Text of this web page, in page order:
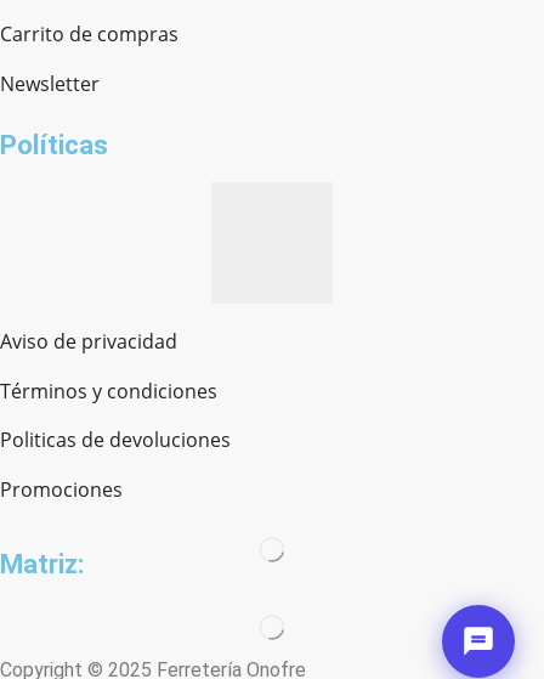
Carrito de compras
Newsletter
Políticas
Aviso de privacidad
Términos y condiciones
Politicas de devoluciones
Promociones
Matriz:
Copyright © 2025 Ferretería Onofre